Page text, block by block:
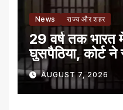
News राज्य और शहर
29 वर्ष तक भारत में
घुसपैठिया, कोर्ट
AUGUST 7, 2026